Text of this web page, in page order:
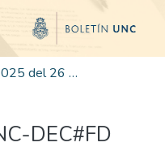
Edición 001/2025 del 26 de mayo de 2025
DEC#FD